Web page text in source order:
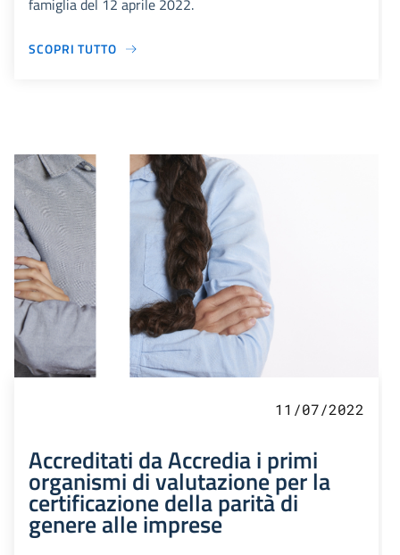
famiglia del 12 aprile 2022.
SCOPRI TUTTO
11/07/2022
Accreditati da Accredia i primi
organismi di valutazione per la
certificazione della parità di
genere alle imprese